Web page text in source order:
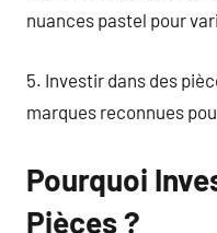
nuances pastel pour
5. Investir dans des
marques reconnues
Pourquoi
Pièces ?